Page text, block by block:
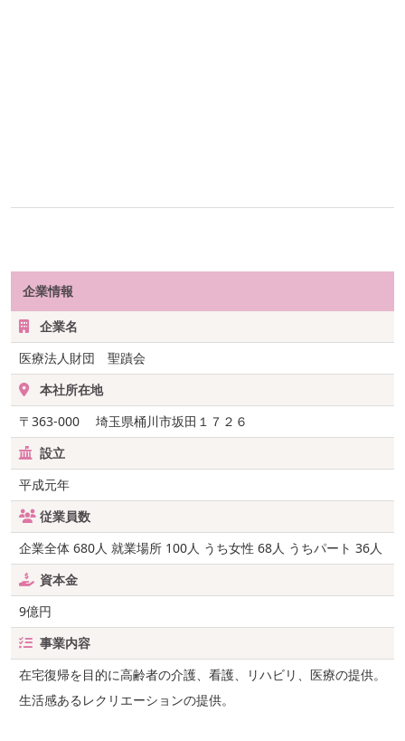
企業情報
企業名
医療法人財団 聖蹟会
本社所在地
〒363-000 埼玉県桶川市坂田１７２６
設立
平成元年
従業員数
企業全体 680人 就業場所 100人 うち女性 68人 うちパート 36人
資本金
9億円
事業内容
在宅復帰を目的に高齢者の介護、看護、リハビリ、医療の提供。
生活感あるレクリエーションの提供。